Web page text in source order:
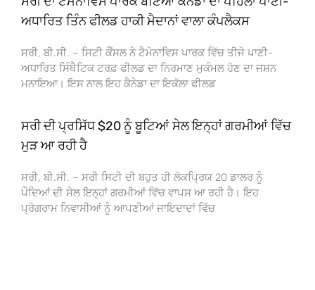
ਅਧਾਰਿਤ ਤਿੰਨ ਫੀਲਡ ਹਾਕੀ ਮੈਦਾਨਾਂ ਵਾਲਾ ਕੰਪਲੈਕਸ
ਸਰੀ, ਬੀ.ਸੀ. – ਸਿਟੀ ਕੌਂਸਲ ਨੇ ਟੈਮੇਨਾਵਿਸ ਪਾਰਕ ਵਿੱਚ ਤੀਜੇ ਪਾਣੀ-
ਅਧਾਰਿਤ ਸਿੰਥੈਟਿਕ ਟਰਫ਼ ਫੀਲਡ ਦਾ ਨਿਰਮਾਣ ਮੁਕੰਮਲ ਹੋਣ ਦਾ ਜਸ਼ਨ
ਮਨਾਇਆ। ਇਸ ਨਾਲ ਇਹ ਕੈਨੇਡਾ ਦਾ ਇਕੱਲਾ ਫੀਲਡ
ਸਰੀ ਦੀ ਪ੍ਰਸਿੱਧ $20 ਨੂੰ ਬੂਟਿਆਂ ਸੇਲ ਇਨ੍ਹਾਂ ਗਰਮੀਆਂ ਵਿੱਚ
ਮੁੜ ਆ ਰਹੀ ਹੈ
ਸਰੀ, ਬੀ.ਸੀ. – ਸਰੀ ਸਿਟੀ ਦੀ ਬਹੁਤ ਹੀ ਲੋਕਪ੍ਰਿਯ 20 ਡਾਲਰ ਨੂੰ
ਪੌਦਿਆਂ ਦੀ ਸੇਲ ਇਨ੍ਹਾਂ ਗਰਮੀਆਂ ਵਿੱਚ ਵਾਪਸ ਆ ਰਹੀ ਹੈ। ਇਹ
ਪ੍ਰੋਗਰਾਮ ਨਿਵਾਸੀਆਂ ਨੂੰ ਆਪਣੀਆਂ ਜਾਇਦਾਦਾਂ ਵਿੱਚ